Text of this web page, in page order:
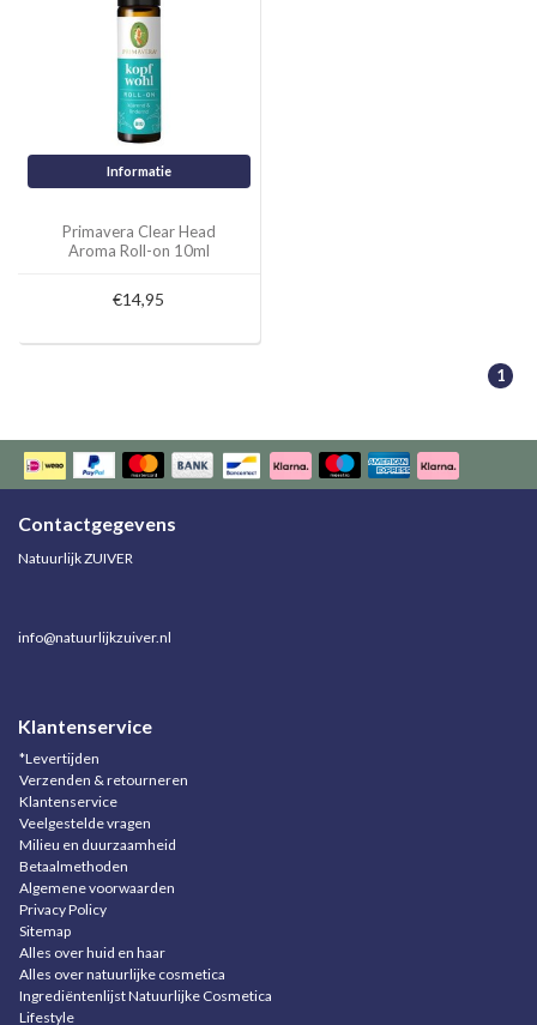
Informatie
Primavera Clear Head
Aroma Roll-on 10ml
€14,95
1
Contactgegevens
Natuurlijk ZUIVER
info@natuurlijkzuiver.nl
Klantenservice
*Levertijden
Verzenden & retourneren
Klantenservice
Veelgestelde vragen
Milieu en duurzaamheid
Betaalmethoden
Algemene voorwaarden
Privacy Policy
Sitemap
Alles over huid en haar
Alles over natuurlijke cosmetica
Ingrediëntenlijst Natuurlijke Cosmetica
Lifestyle